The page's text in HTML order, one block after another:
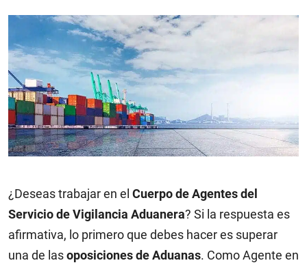
¿Deseas trabajar en el Cuerpo de Agentes del
Servicio de Vigilancia Aduanera? Si la respuesta es
afirmativa, lo primero que debes hacer es superar
una de lasoposiciones de Aduanas. Como Agente en